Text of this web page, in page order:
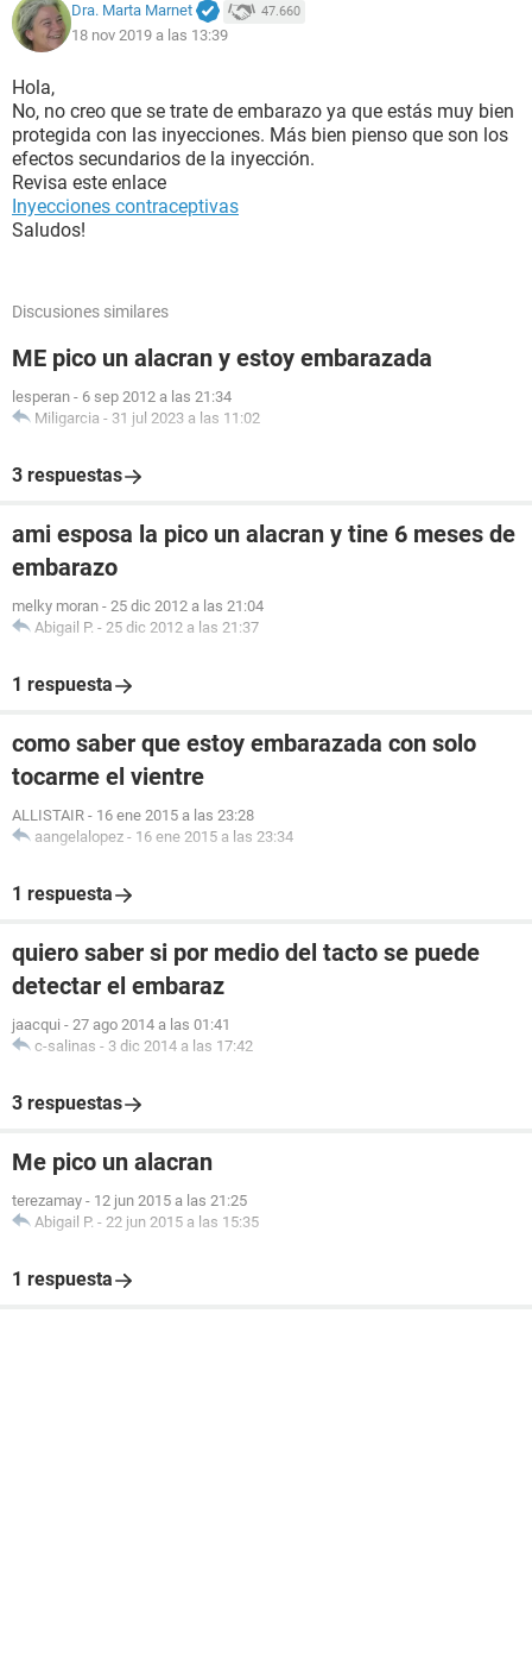
Dra. Marta Marnet 47.660
18 nov 2019 a las 13:39
Hola,
No, no creo que se trate de embarazo ya que estás muy bien
protegida con las inyecciones. Más bien pienso que son los
efectos secundarios de la inyección.
Revisa este enlace
Inyecciones contraceptivas
Saludos!
Discusiones similares
ME pico un alacran y estoy embarazada
lesperan - 6 sep 2012 a las 21:34
Miligarcia - 31 jul 2023 a las 11:02
3 respuestas
ami esposa la pico un alacran y tine 6 meses de
embarazo
melky moran - 25 dic 2012 a las 21:04
Abigail P. - 25 dic 2012 a las 21:37
1 respuesta
como saber que estoy embarazada con solo
tocarme el vientre
ALLISTAIR - 16 ene 2015 a las 23:28
aangelalopez - 16 ene 2015 a las 23:34
1 respuesta
quiero saber si por medio del tacto se puede
detectar el embaraz
jaacqui - 27 ago 2014 a las 01:41
c-salinas - 3 dic 2014 a las 17:42
3 respuestas
Me pico un alacran
terezamay - 12 jun 2015 a las 21:25
Abigail P. - 22 jun 2015 a las 15:35
1 respuesta